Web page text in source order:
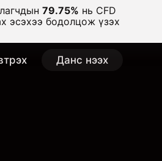
79.75% нь CFD
эсэхээ бодолцож үзэх
Данс нээх